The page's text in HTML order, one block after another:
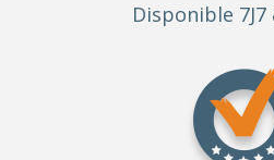
Disponible 7J7